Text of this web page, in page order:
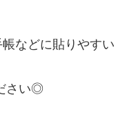
などに貼りやすい
さい◎